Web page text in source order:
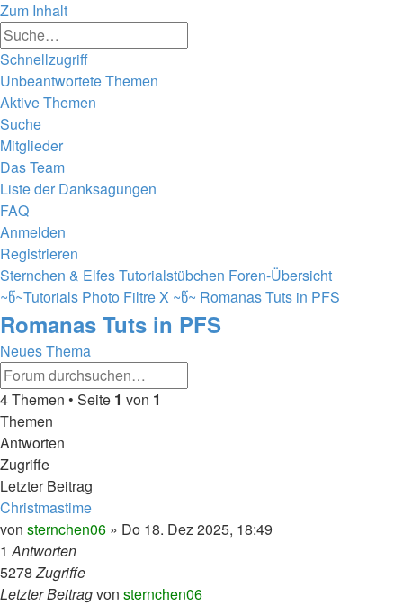
Zum Inhalt
Schnellzugriff
Unbeantwortete Themen
Aktive Themen
Suche
Mitglieder
Das Team
Liste der Danksagungen
FAQ
Anmelden
Registrieren
Sternchen & Elfes Tutorialstübchen Foren-Übersicht
~წ~Tutorials Photo Filtre X ~წ~ Romanas Tuts in PFS
Romanas Tuts in PFS
Neues Thema
4 Themen • Seite 1 von 1
Themen
Antworten
Zugriffe
Letzter Beitrag
Christmastime
von sternchen06 » Do 18. Dez 2025, 18:49
1Antworten
5278Zugriffe
Letzter Beitragvon sternchen06